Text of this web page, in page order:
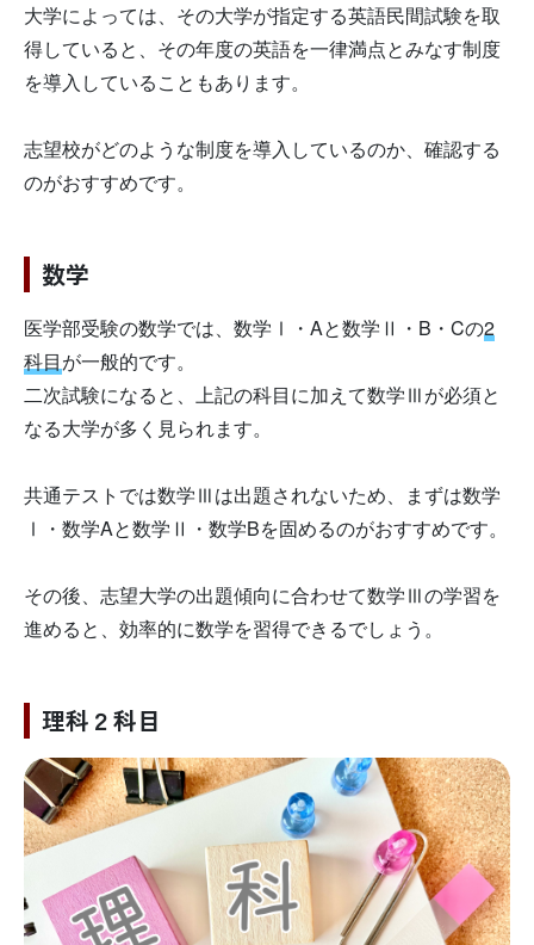
大学によっては、その大学が指定する英語民間試験を取
得していると、その年度の英語を一律満点とみなす制度
を導入していることもあります。
志望校がどのような制度を導入しているのか、確認する
のがおすすめです。
数学
医学部受験の数学では、数学Ⅰ・Aと数学Ⅱ・B・Cの2
科目が一般的です。
二次試験になると、上記の科目に加えて数学Ⅲが必須と
なる大学が多く見られます。
共通テストでは数学Ⅲは出題されないため、まずは数学
Ⅰ・数学Aと数学Ⅱ・数学Bを固めるのがおすすめです。
その後、志望大学の出題傾向に合わせて数学Ⅲの学習を
進めると、効率的に数学を習得できるでしょう。
理科２科目